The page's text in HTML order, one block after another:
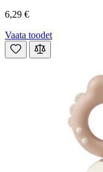
6,29 €
Vaata toodet